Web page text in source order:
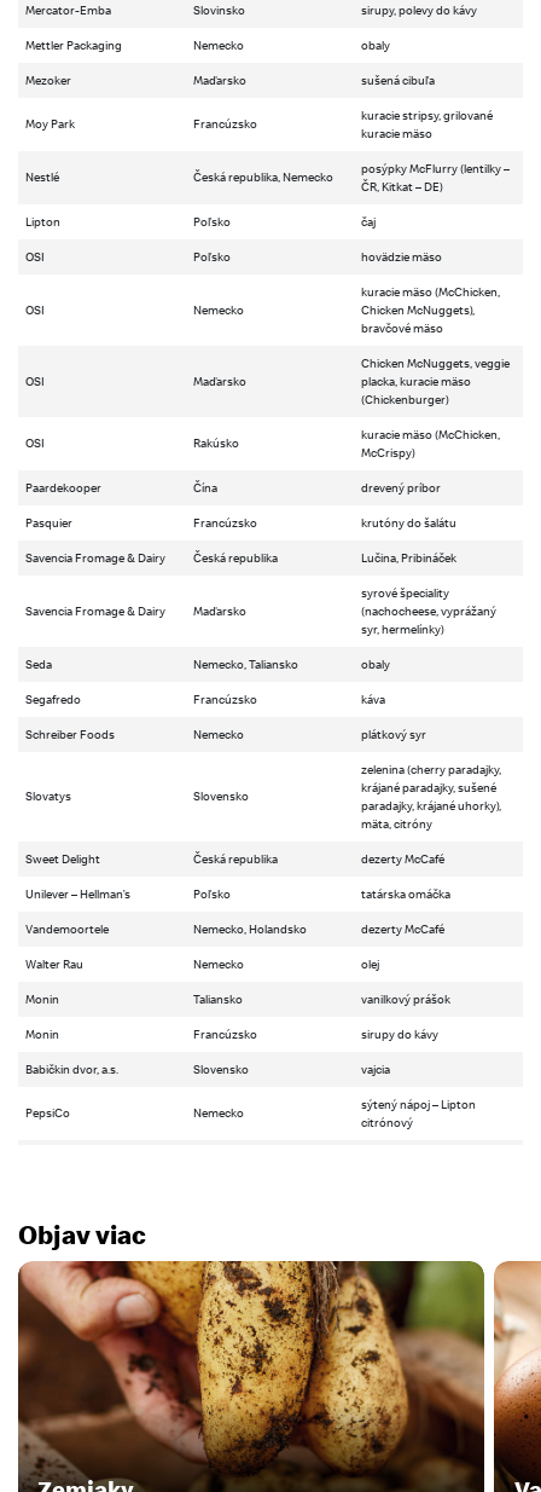
Mercator-Emba Slovinsko sirupy, polevy do kávy
Mettler Packaging Nemecko obaly
Mezoker Maďarsko sušená cibuľa
Moy Park Francúzsko
kuracie stripsy, grilované
kuracie mäso
Nestlé Česká republika, Nemecko
posýpky McFlurry (lentilky –
ČR, Kitkat – DE)
Lipton Poľsko čaj
OSI Poľsko hovädzie mäso
OSI Nemecko
kuracie mäso (McChicken,
Chicken McNuggets),
bravčové mäso
OSI Maďarsko
Chicken McNuggets, veggie
placka, kuracie mäso
(Chickenburger)
OSI Rakúsko
kuracie mäso (McChicken,
McCrispy)
Paardekooper Čína drevený príbor
Pasquier Francúzsko krutóny do šalátu
Savencia Fromage & Dairy Česká republika Lučina, Pribináček
Savencia Fromage & Dairy Maďarsko
syrové špeciality
(nachocheese, vyprážaný
syr, hermelínky)
Seda Nemecko, Taliansko obaly
Segafredo Francúzsko káva
Schreiber Foods Nemecko plátkový syr
Slovatys Slovensko
zelenina (cherry paradajky,
krájané paradajky, sušené
paradajky, krájané uhorky),
mäta, citróny
Sweet Delight Česká republika dezerty McCafé
Unilever – Hellman’s Poľsko tatárska omáčka
Vandemoortele Nemecko, Holandsko dezerty McCafé
Walter Rau Nemecko olej
Monin Taliansko vanilkový prášok
Monin Francúzsko sirupy do kávy
Babičkin dvor, a.s. Slovensko vajcia
PepsiCo Nemecko
sýtený nápoj – Lipton
citrónový
Objav viac